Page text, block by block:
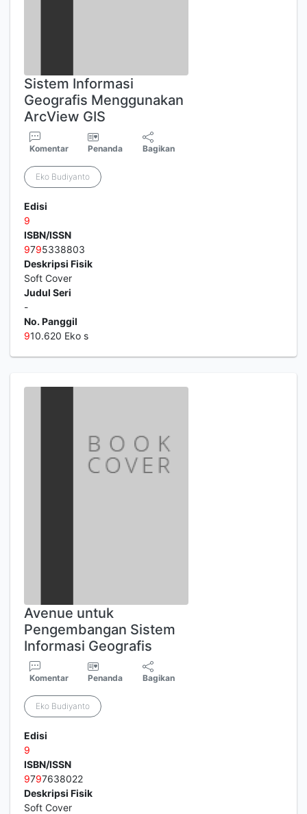
Sistem Informasi
Geografis Menggunakan
ArcView GIS
Komentar Penanda Bagikan
Eko Budiyanto
Edisi
9
ISBN/ISSN
9795338803
Deskripsi Fisik
Soft Cover
Judul Seri
-
No. Panggil
910.620 Eko s
Avenue untuk
Pengembangan Sistem
Informasi Geografis
Komentar Penanda Bagikan
Eko Budiyanto
Edisi
9
ISBN/ISSN
9797638022
Deskripsi Fisik
Soft Cover